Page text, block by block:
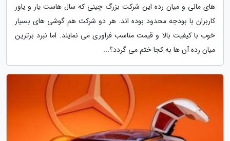
های مالی و میان رده این شرکت بزرگ چینی که سال هاست یار و یاور
کاربران با بودجه محدود بوده اند. هر دو شرکت هم گوشی های بسیار
خوب با کیفیت بالا و قیمت مناسب فراوری می نمایند. اما نبرد برترین
میان رده آن ها به کجا ختم می گردد؟...